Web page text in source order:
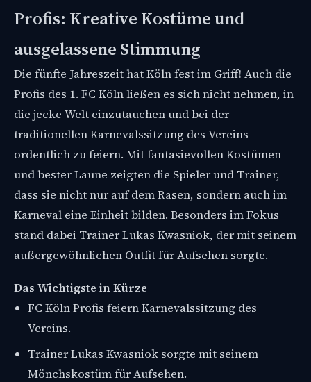
Profis: Kreative Kostüme und
ausgelassene Stimmung
Die fünfte Jahreszeit hat Köln fest im Griff! Auch die
Profis des 1. FC Köln ließen es sich nicht nehmen, in
die jecke Welt einzutauchen und bei der
traditionellen Karnevalssitzung des Vereins
ordentlich zu feiern. Mit fantasievollen Kostümen
und bester Laune zeigten die Spieler und Trainer,
dass sie nicht nur auf dem Rasen, sondern auch im
Karneval eine Einheit bilden. Besonders im Fokus
stand dabei Trainer Lukas Kwasniok, der mit seinem
außergewöhnlichen Outfit für Aufsehen sorgte.
Das Wichtigste in Kürze
FC Köln Profis feiern Karnevalssitzung des
Vereins.
Trainer Lukas Kwasniok sorgte mit seinem
Mönchskostüm für Aufsehen.